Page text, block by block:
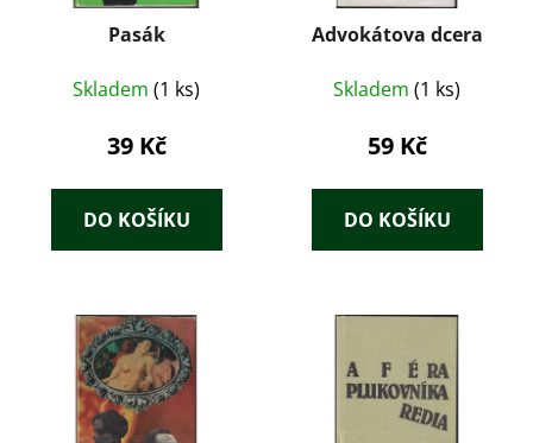
Pasák
Skladem (1 ks)
39 Kč
DO KOŠÍKU
Advokátova dcera
Skladem (1 ks)
59 Kč
DO KOŠÍKU